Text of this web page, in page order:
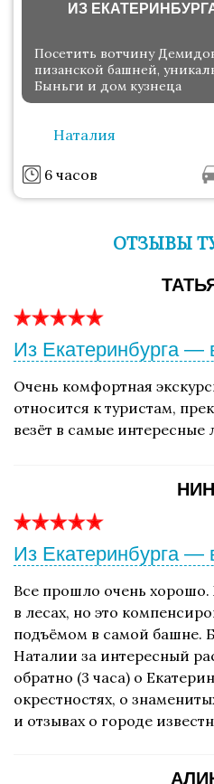
ИЗ
Посетить вотчину
пизанской башней,
Быньги и дом кузнеца
Наталия
6 часов
ОТЗЫВЫ
Из Екатеринбурга —
Очень комфортная
относится к туристам,
везёт в самые
Из Екатеринбурга —
Все прошло очень
в лесах, но это
подъёмом в самой башне.
Наталии за интересный
обратно (3 часа) о
окрестностях, о
и отзывах о городе